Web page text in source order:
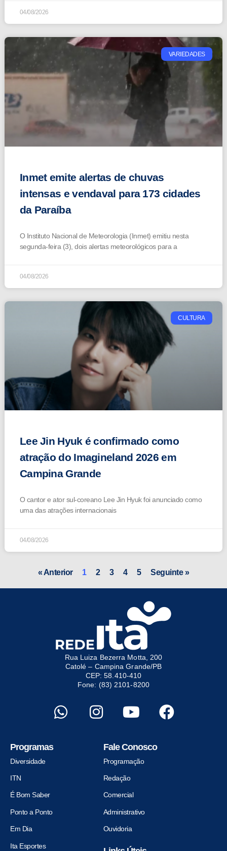
04/08/2026
VARIEDADES
Inmet emite alertas de chuvas
intensas e vendaval para 173 cidades
da Paraíba
O Instituto Nacional de Meteorologia (Inmet) emitiu nesta
segunda-feira (3), dois alertas meteorológicos para a
04/08/2026
CULTURA
Lee Jin Hyuk é confirmado como
atração do Imagineland 2026 em
Campina Grande
O cantor e ator sul-coreano Lee Jin Hyuk foi anunciado como
uma das atrações internacionais
04/08/2026
« Anterior 1 2 3 4 5 Seguinte »
Rua Luiza Bezerra Motta, 200
Catolé – Campina Grande/PB
CEP: 58.410-410
Fone: (83) 2101-8200
Programas
Diversidade
ITN
É Bom Saber
Ponto a Ponto
Em Dia
Ita Esportes
Fale Conosco
Programação
Redação
Comercial
Administrativo
Ouvidoria